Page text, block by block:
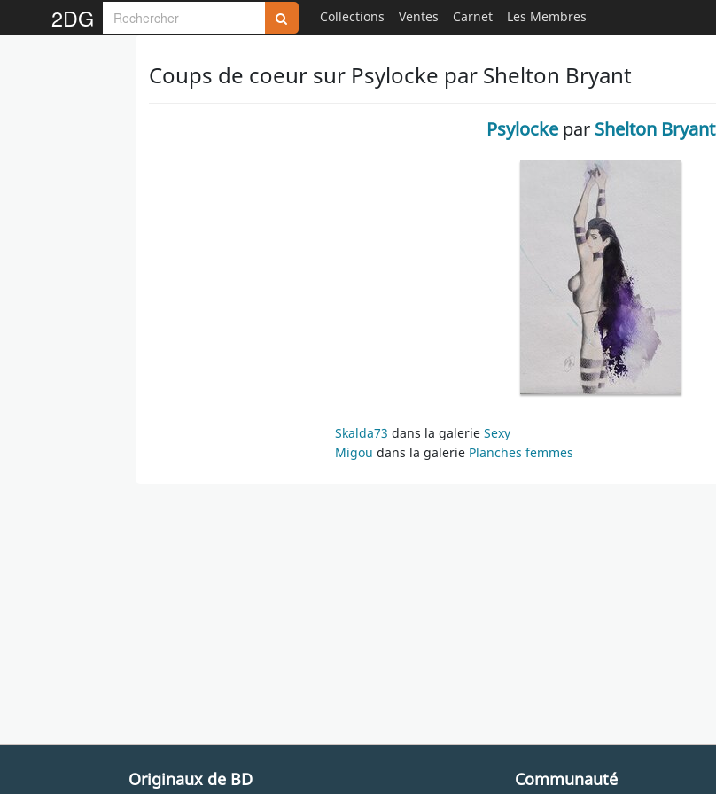
2DG Collections Ventes Carnet Les Membres
Coups de coeur sur Psylocke par Shelton Bryant
Psylocke par Shelton Bryant
Skalda73 dans la galerie Sexy
Migou dans la galerie Planches femmes
Originaux de BD Communauté